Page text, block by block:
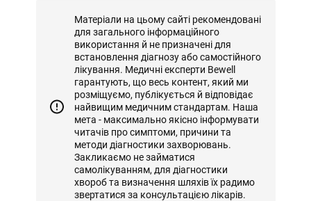
Матеріали на цьому сайті рекомендовані
для загального інформаційного
використання й не призначені для
встановлення діагнозу або самостійного
лікування. Медичні експерти Bewell
гарантують, що весь контент, який ми
розміщуємо, публікується й відповідає
найвищим медичним стандартам. Наша
мета - максимально якісно інформувати
читачів про симптоми, причини та
методи діагностики захворювань.
Закликаємо не займатися
самолікуванням, для діагностики
хвороб та визначення шляхів їх радимо
звертатися за консультацією лікарів.